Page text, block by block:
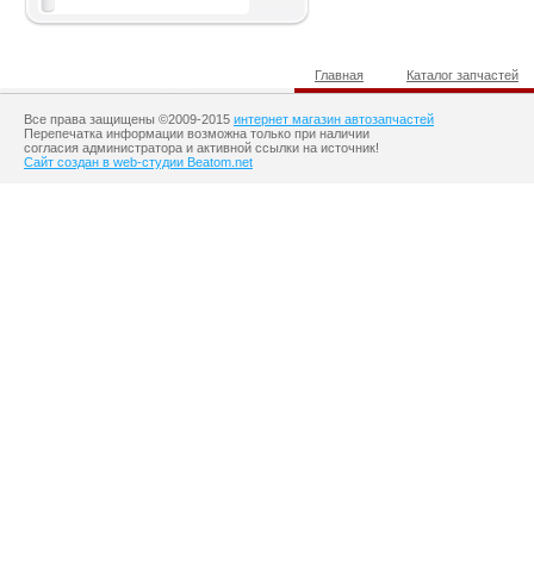
Главная Каталог запчастей
Все права защищены ©2009-2015 интернет магазин автозапчастей
Перепечатка информации возможна только при наличии
согласия администратора и активной ссылки на источник!
Сайт создан в web-студии Beatom.net